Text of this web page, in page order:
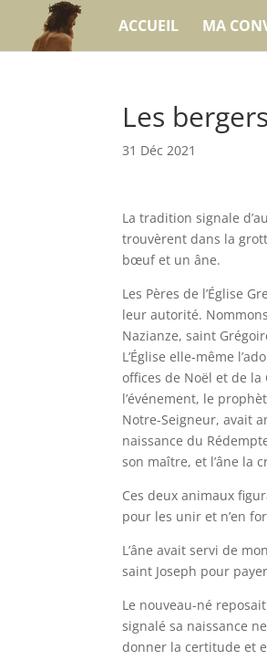
ACCUEIL MA
Les
31 Déc 2021
La tradition signale
trouvèrent dans la
bœuf et un âne.
Les Pères de l’Église
leur autorité.
Nazianze, saint
L’Église elle-même
offices de Noël et de
l’événement, le
Notre-Seigneur, avait
naissance du
son maître, et l’âne la
Ces deux animaux
pour les unir et n’en
L’âne avait servi de
saint Joseph pour
Le nouveau-né
signalé sa naissance
donner la certitude et